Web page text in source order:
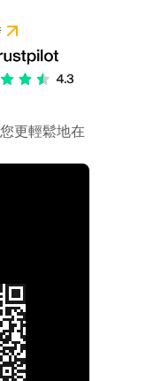
更輕鬆地在